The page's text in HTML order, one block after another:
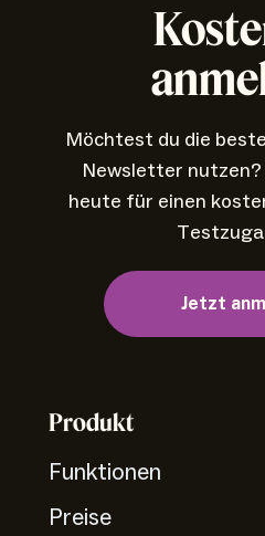
Möchtest du die
Newsletter nutzen?
heute für einen
Jetzt
Produkt
Funktionen
Preise